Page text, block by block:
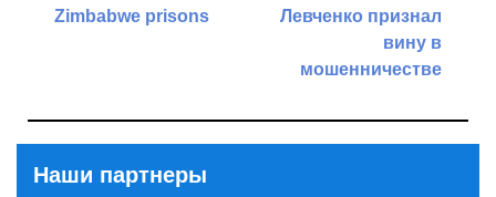
Zimbabwe prisons
Левченко признал
вину в
мошенничестве
Наши партнеры